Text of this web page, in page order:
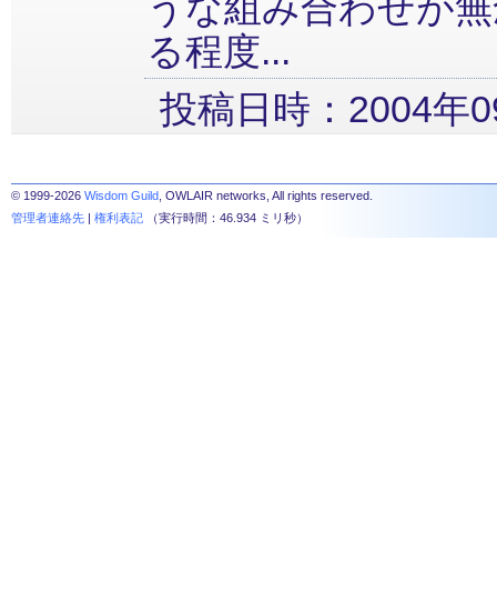
る程度...
投稿日時：2004年
© 1999-2026 Wisdom Guild , OWLAIR networks, All rights reserved.
管理者連絡先 | 権利表記 （実行時間：46.934 ミリ秒）